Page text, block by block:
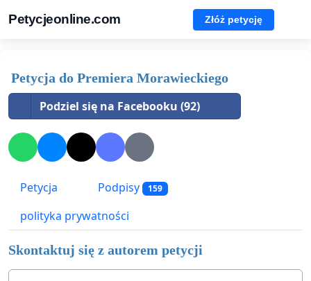
Petycjeonline.com Złóż petycję
Petycja do Premiera Morawieckiego
Podziel się na Facebooku (92)
Petycja Podpisy 159
polityka prywatności
Skontaktuj się z autorem petycji